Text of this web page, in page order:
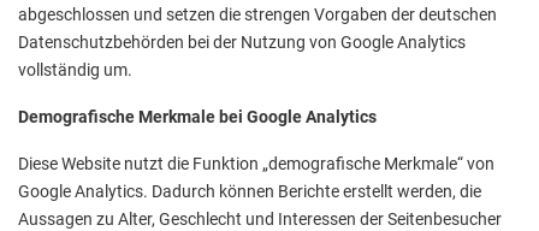
abgeschlossen und setzen die strengen Vorgaben der deutschen
Datenschutzbehörden bei der Nutzung von Google Analytics
vollständig um.
Demografische Merkmale bei Google Analytics
Diese Website nutzt die Funktion „demografische Merkmale“ von
Google Analytics. Dadurch können Berichte erstellt werden, die
Aussagen zu Alter, Geschlecht und Interessen der Seitenbesucher